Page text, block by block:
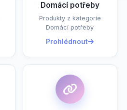
Domácí potřeby
Produkty z kategorie
Domácí potřeby
Prohlédnout